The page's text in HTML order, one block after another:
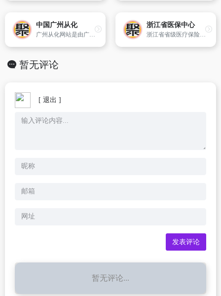
中国广州从化
广州从化网站是由广州市从化市人民政府主办,市政府办公室、市信息化领导小组办公室承办的政府门户网站,是从化对外宣传的重要窗口,也是全市各级政府机关公用的信息综合平台。
浙江省医保中心
浙江省省级医疗保险服务中心网站
暂无评论
[ 退出 ]
暂无评论...